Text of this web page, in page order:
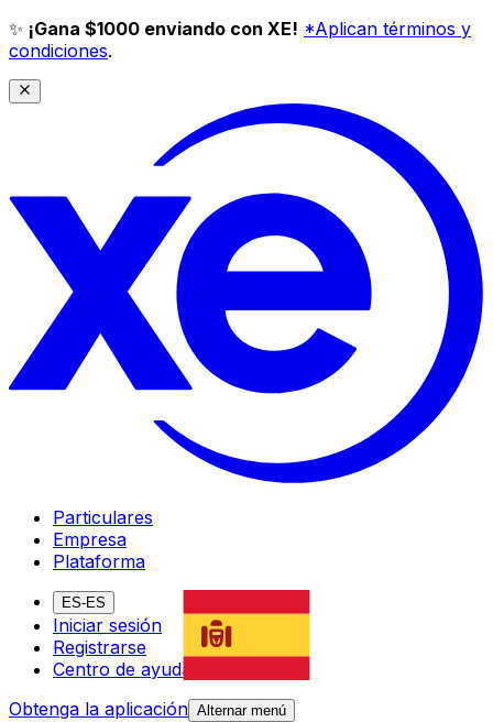
✨ ¡Gana $1000 enviando con XE! *Aplican términos y
condiciones.
Particulares
Empresa
Plataforma
ES-ES
Iniciar sesión
Registrarse
Centro de ayuda
Obtenga la aplicación Alternar menú